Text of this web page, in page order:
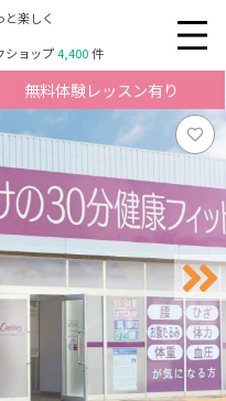
楽しく
ショップ4,400件
無料体験レッスン有り